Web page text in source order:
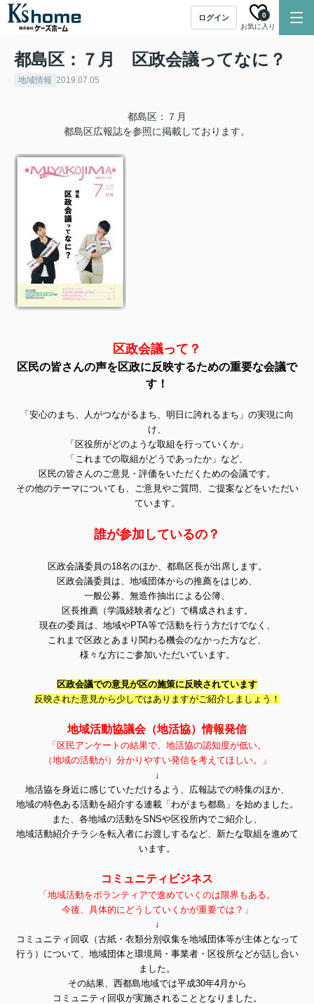
ログイン
お気に入り
0
都島区：７月 区政会議ってなに？
地域情報 2019.07.05
都島区：７月
都島区広報誌を参照に掲載しております。
区政会議って？
区民の皆さんの声を区政に反映するための重要な会議で
す！
「安心のまち、人がつながるまち、明日に誇れるまち」の実現に向
け、
「区役所がどのような取組を行っていくか」
「これまでの取組がどうであったか」など、
区民の皆さんのご意見・評価をいただくための会議です。
その他のテーマについても、ご意見やご質問、ご提案などをいただい
ています。
誰が参加しているの？
区政会議委員の18名のほか、都島区長が出席します。
区政会議委員は、地域団体からの推薦をはじめ、
一般公募、無造作抽出による公簿、
区長推薦（学識経験者など）で構成されます。
現在の委員は、地域やPTA等で活動を行う方だけでなく、
これまで区政とあまり関わる機会のなかった方など、
様々な方にご参加いただいています。
区政会議での意見が区の施策に反映されています
反映された意見から少しではありますがご紹介しましょう！
地域活動協議会（地活協）情報発信
「区民アンケートの結果で、地活協の認知度が低い。
（地域の活動が）分かりやすい発信を考えてほしい。」
↓
地活協を身近に感じていただけるよう、 広報誌での特集のほか、
地域の特色ある活動を紹介する連載「わがまち都島」を始めました。
また、各地域の活動をSNSや区役所内でご紹介し、
地域活動紹介チラシを転入者にお渡しするなど、新たな取組を進めて
います。
コミュニティビジネス
「地域活動をボランティアで進めていくのは限界もある。
今後、具体的にどうしていくかが重要では？」
↓
コミュニティ回収（古紙・衣類分別収集を地域団体等が主体となって
行う）について、地域団体と環境局・事業者・区役所などが話し合い
ました。
その結果、西都島地域では平成30年4月から
コミュニティ回収が実施されることとなりました。